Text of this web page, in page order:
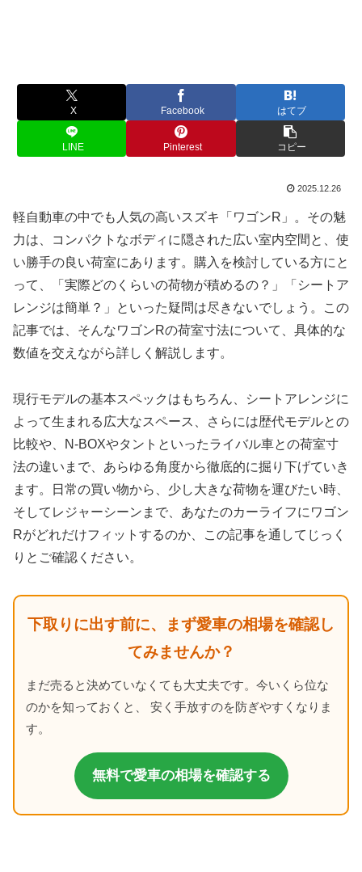
X Facebook はてブ
LINE Pinterest コピー
2025.12.26
軽自動車の中でも人気の高いスズキ「ワゴンR」。その魅
力は、コンパクトなボディに隠された広い室内空間と、使
い勝手の良い荷室にあります。購入を検討している方にと
って、「実際どのくらいの荷物が積めるの？」「シートア
レンジは簡単？」といった疑問は尽きないでしょう。この
記事では、そんなワゴンRの荷室寸法について、具体的な
数値を交えながら詳しく解説します。
現行モデルの基本スペックはもちろん、シートアレンジに
よって生まれる広大なスペース、さらには歴代モデルとの
比較や、N-BOXやタントといったライバル車との荷室寸
法の違いまで、あらゆる角度から徹底的に掘り下げていき
ます。日常の買い物から、少し大きな荷物を運びたい時、
そしてレジャーシーンまで、あなたのカーライフにワゴン
Rがどれだけフィットするのか、この記事を通してじっく
りとご確認ください。
下取りに出す前に、まず愛車の相場を確認し
てみませんか？
まだ売ると決めていなくても大丈夫です。今いくら位な
のかを知っておくと、 安く手放すのを防ぎやすくなりま
す。
無料で愛車の相場を確認する